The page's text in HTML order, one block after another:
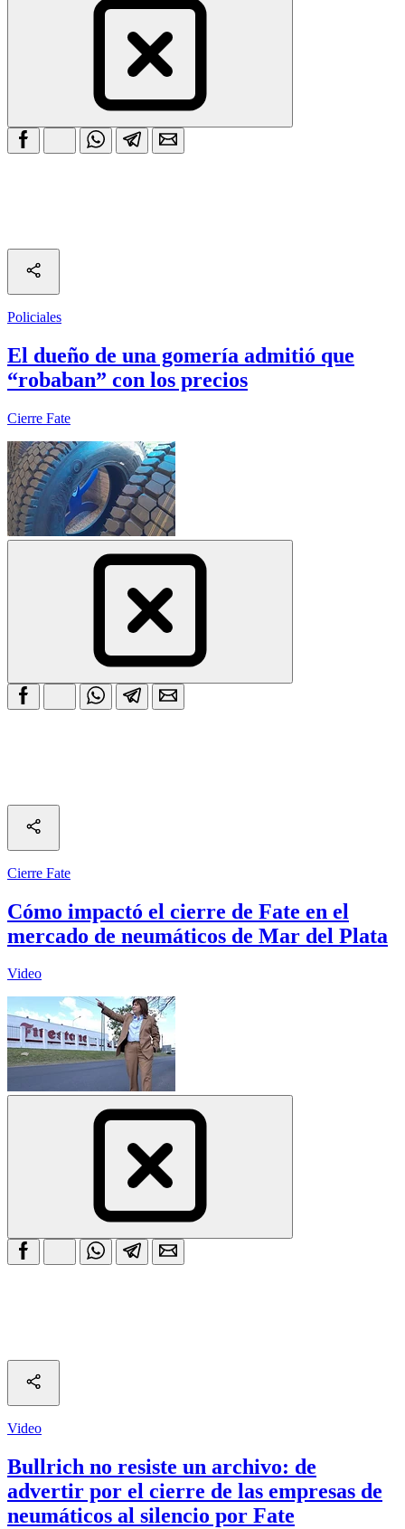
Policiales
El dueño de una gomería admitió que
“robaban” con los precios
Cierre Fate
Cierre Fate
Cómo impactó el cierre de Fate en el
mercado de neumáticos de Mar del Plata
Video
Video
Bullrich no resiste un archivo: de
advertir por el cierre de las empresas de
neumáticos al silencio por Fate